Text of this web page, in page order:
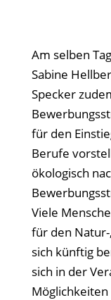
Am selben
Sabine
Specker
für den
Berufe
ökologisch
Viele
für den
sich künftig
sich in der